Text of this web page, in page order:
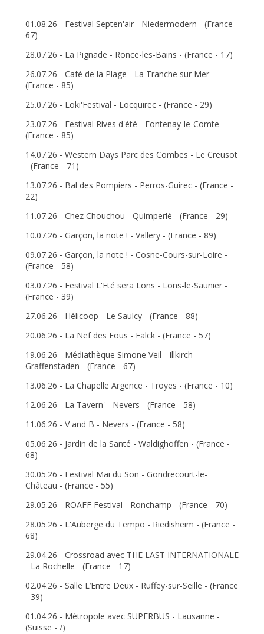
01.08.26 - Festival Septen'air - Niedermodern - (France -
67)
28.07.26 - La Pignade - Ronce-les-Bains - (France - 17)
26.07.26 - Café de la Plage - La Tranche sur Mer -
(France - 85)
25.07.26 - Loki'Festival - Locquirec - (France - 29)
23.07.26 - Festival Rives d'été - Fontenay-le-Comte -
(France - 85)
14.07.26 - Western Days Parc des Combes - Le Creusot
- (France - 71)
13.07.26 - Bal des Pompiers - Perros-Guirec - (France -
22)
11.07.26 - Chez Chouchou - Quimperlé - (France - 29)
10.07.26 - Garçon, la note ! - Vallery - (France - 89)
09.07.26 - Garçon, la note ! - Cosne-Cours-sur-Loire -
(France - 58)
03.07.26 - Festival L'Eté sera Lons - Lons-le-Saunier -
(France - 39)
27.06.26 - Hélicoop - Le Saulcy - (France - 88)
20.06.26 - La Nef des Fous - Falck - (France - 57)
19.06.26 - Médiathèque Simone Veil - Illkirch-
Graffenstaden - (France - 67)
13.06.26 - La Chapelle Argence - Troyes - (France - 10)
12.06.26 - La Tavern' - Nevers - (France - 58)
11.06.26 - V and B - Nevers - (France - 58)
05.06.26 - Jardin de la Santé - Waldighoffen - (France -
68)
30.05.26 - Festival Mai du Son - Gondrecourt-le-
Château - (France - 55)
29.05.26 - ROAFF Festival - Ronchamp - (France - 70)
28.05.26 - L'Auberge du Tempo - Riedisheim - (France -
68)
29.04.26 - Crossroad avec THE LAST INTERNATIONALE
- La Rochelle - (France - 17)
02.04.26 - Salle L’Entre Deux - Ruffey-sur-Seille - (France
- 39)
01.04.26 - Métropole avec SUPERBUS - Lausanne -
(Suisse - /)